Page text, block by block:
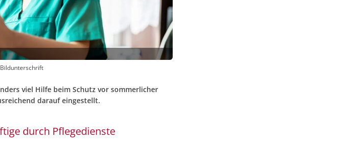
Bildunterschrift
viel Hilfe beim Schutz vor sommerlicher
darauf eingestellt.
durch Pflegedienste